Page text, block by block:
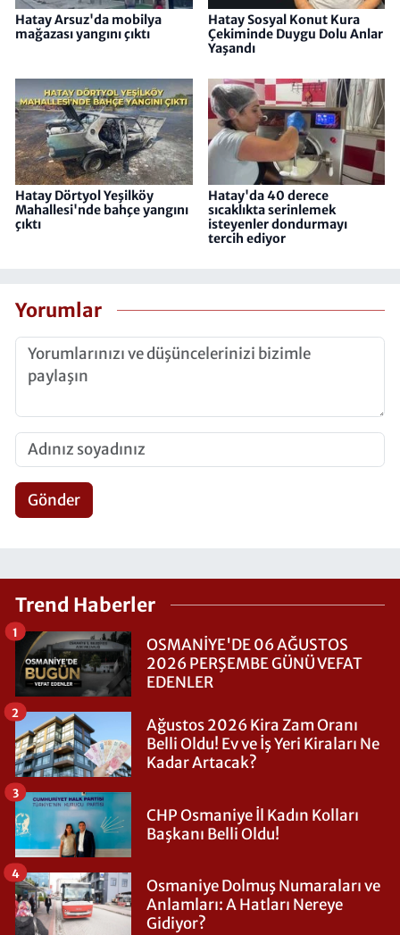
Hatay Arsuz'da mobilya
mağazası yangını çıktı
Hatay Sosyal Konut Kura
Çekiminde Duygu Dolu Anlar
Yaşandı
Hatay Dörtyol Yeşilköy
Mahallesi'nde bahçe yangını
çıktı
Hatay'da 40 derece
sıcaklıkta serinlemek
isteyenler dondurmayı
tercih ediyor
Yorumlar
Gönder
Trend Haberler
OSMANİYE'DE 06 AĞUSTOS
2026 PERŞEMBE GÜNÜ VEFAT
EDENLER
1
Ağustos 2026 Kira Zam Oranı
Belli Oldu! Ev ve İş Yeri Kiraları Ne
Kadar Artacak?
2
CHP Osmaniye İl Kadın Kolları
Başkanı Belli Oldu!
3
Osmaniye Dolmuş Numaraları ve
Anlamları: A Hatları Nereye
Gidiyor?
4